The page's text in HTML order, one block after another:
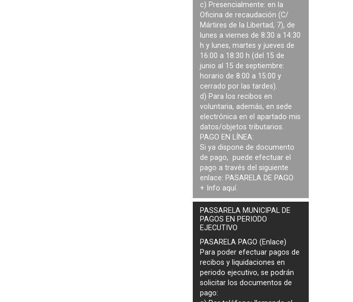
c) Presencialmente: en la
Oficina de recaudación (C/
Mártires de la Libertad, 7), de
lunes a viernes de 8:30 a 14:30
h y lunes, martes y jueves de
16:00 a 18:30 h (del 15 de
junio al 15 de septiembre:
horario de 8:00 a 15:00 y
cerrado por las tardes).
d) Para los recibos en
voluntaria, además, en sede
electrónica en el apartado mis
datos/objetos tributarios.
PAGO EN LÍNEA:
Si ya dispone de documento
de pago, puede efectuar el
pago a través del siguiente
enlace: PASARELA DE PAGO
+ Info aquí.
PASSARELA MUNICIPAL DE
PAGOS EN PERIODO
EJECUTIVO
PASARELA PAGO (Enlace)
Para poder efectuar pagos de
recibos y liquidaciones en
periodo ejecutivo, se podrán
solicitar los documentos de
pago: